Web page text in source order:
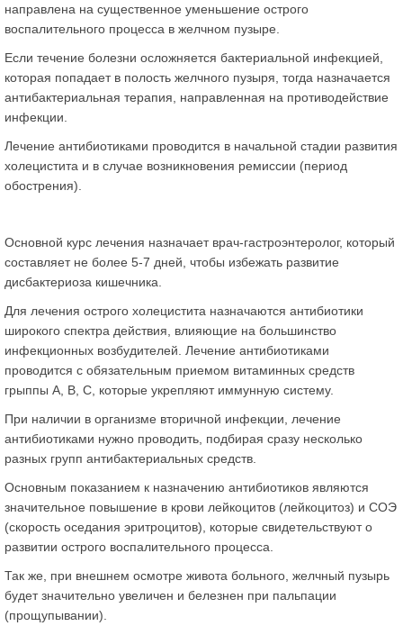
направлена на существенное уменьшение острого
воспалительного процесса в желчном пузыре.
Если течение болезни осложняется бактериальной инфекцией,
которая попадает в полость желчного пузыря, тогда назначается
антибактериальная терапия, направленная на противодействие
инфекции.
Лечение антибиотиками проводится в начальной стадии развития
холецистита и в случае возникновения ремиссии (период
обострения).
Основной курс лечения назначает врач-гастроэнтеролог, который
составляет не более 5-7 дней, чтобы избежать развитие
дисбактериоза кишечника.
Для лечения острого холецистита назначаются антибиотики
широкого спектра действия, влияющие на большинство
инфекционных возбудителей. Лечение антибиотиками
проводится с обязательным приемом витаминных средств
грыппы А, В, С, которые укрепляют иммунную систему.
При наличии в организме вторичной инфекции, лечение
антибиотиками нужно проводить, подбирая сразу несколько
разных групп антибактериальных средств.
Основным показанием к назначению антибиотиков являются
значительное повышение в крови лейкоцитов (лейкоцитоз) и СОЭ
(скорость оседания эритроцитов), которые свидетельствуют о
развитии острого воспалительного процесса.
Так же, при внешнем осмотре живота больного, желчный пузырь
будет значительно увеличен и белезнен при пальпации
(прощупывании).